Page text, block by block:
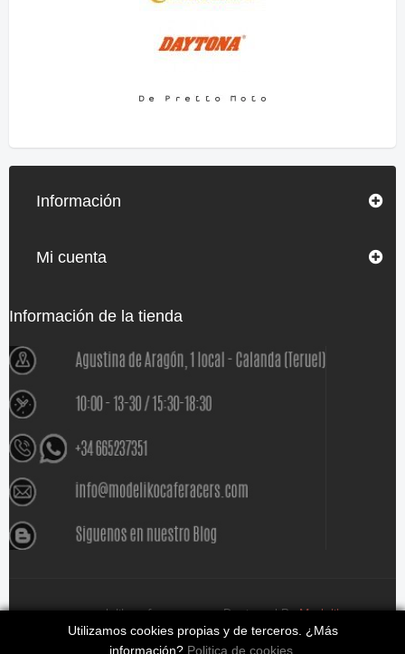
Información
Mi cuenta
Información de la tienda
Utilizamos cookies propias y de terceros. ¿Más
información? Politica de cookies.
www.modelikocaferacers.com Designed By Modeliko